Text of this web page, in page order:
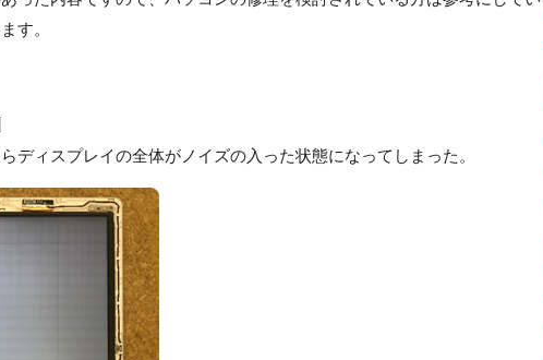
す。
ディスプレイの全体がノイズの入った状態になってしまった。